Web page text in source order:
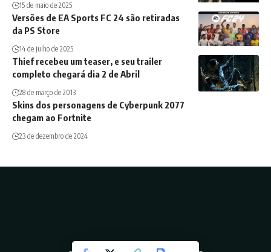
15 de maio de 2025
Versões de EA Sports FC 24 são retiradas
da PS Store
14 de julho de 2025
Thief recebeu um teaser, e seu trailer
completo chegará dia 2 de Abril
28 de março de 2013
Skins dos personagens de Cyberpunk 2077
chegam ao Fortnite
23 de dezembro de 2024